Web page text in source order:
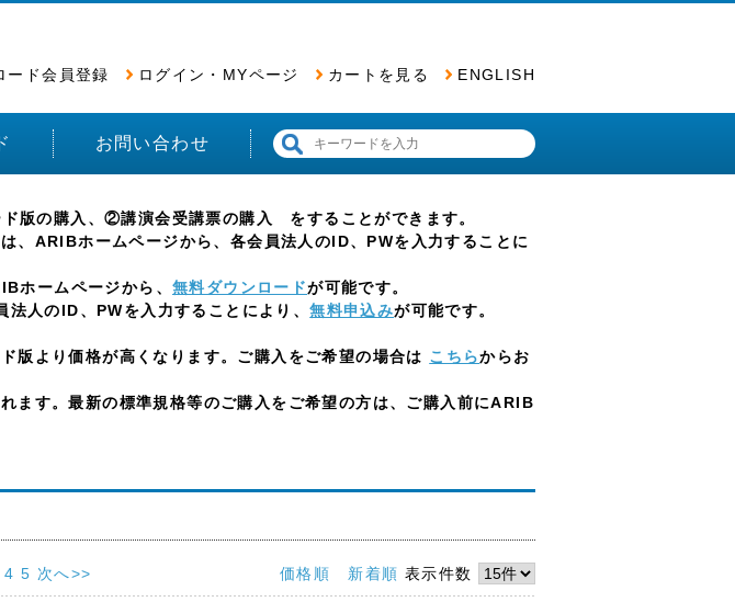
ード会員登録 ログイン・MYページ カートを見る ENGLISH
お問い合わせ
の購入、②講演会受講票の購入 をすることができます。
、ARIBホームページから、各会員法人のID、PWを入力することに
ホームページから、 無料ダウンロードが可能です。
人のID、PWを入力することにより、無料申込みが可能です。
版より価格が高くなります。ご購入をご希望の場合は こちらからお
す。最新の標準規格等のご購入をご希望の方は、ご購入前にARIB
価格順 新着順 表示件数
4 5 次へ>>